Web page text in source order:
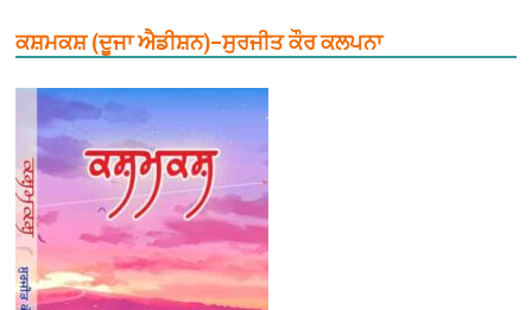
ਕਸ਼ਮਕਸ਼ (ਦੂਜਾ ਐਡੀਸ਼ਨ)–ਸੁਰਜੀਤ ਕੌਰ ਕਲਪਨਾ